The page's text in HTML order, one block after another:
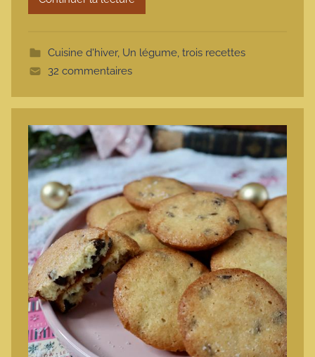
t
Cuisine d'hiver, Un légume, trois recettes
32 commentaires